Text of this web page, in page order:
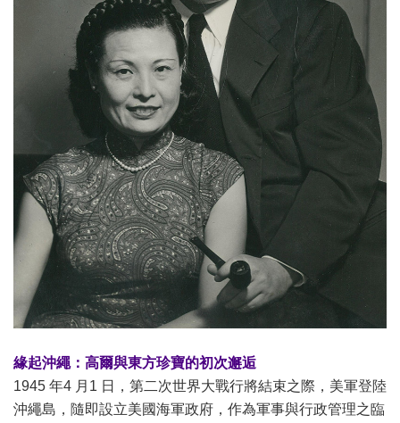
緣起沖繩：高爾與東方珍寶的初次邂逅
1945 年4 月1 日，第二次世界大戰行將結束之際，美軍登陸
沖繩島，隨即設立美國海軍政府，作為軍事與行政管理之臨